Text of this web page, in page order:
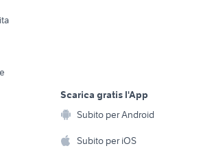
Biciclette
Scarica gratis l'App
Subito per Android
Subito per iOS